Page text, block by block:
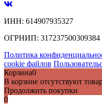
ИНН: 614907935327
ОГРНИП: 317237500309384
Политика
cookie файлов
Корзина0
В корзине отсутствуют
Продолжить покупки
0